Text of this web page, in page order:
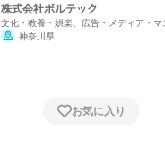
門
株式会社ボルテック
文化・教養・娯楽、広告・メディア・マ
ミ、電力・ガス・水道・エネルギー
神奈川県
お気に入り